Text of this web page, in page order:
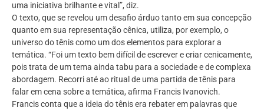
uma iniciativa brilhante e vital”, diz.
O texto, que se revelou um desafio árduo tanto em sua concepção
quanto em sua representação cênica, utiliza, por exemplo, o
universo do tênis como um dos elementos para explorar a
temática. “Foi um texto bem difícil de escrever e criar cenicamente,
pois trata de um tema ainda tabu para a sociedade e de complexa
abordagem. Recorri até ao ritual de uma partida de tênis para
falar em cena sobre a temática, afirma Francis Ivanovich.
Francis conta que a ideia do tênis era rebater em palavras que